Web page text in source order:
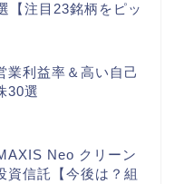
【注目23銘柄をピッ
業利益率＆高い自己
30選
Neo クリーン
資信託【今後は？組